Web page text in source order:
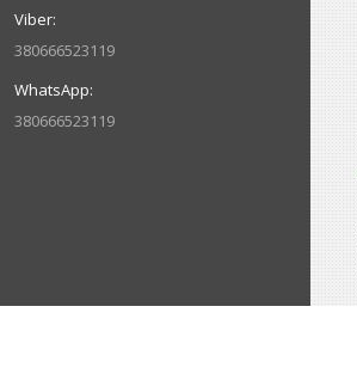
380666523119
380666523119